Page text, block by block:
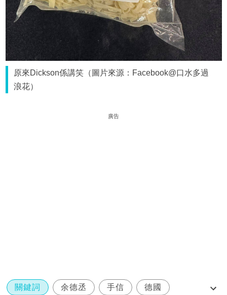
原來Dickson係講笑（圖片來源：Facebook@口水多過
浪花）
廣告
關鍵詞 余德丞 手信 德國